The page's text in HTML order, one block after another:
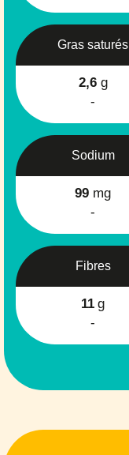
Gras saturés
2,6 g
-
Sodium
99 mg
-
Fibres
11 g
-